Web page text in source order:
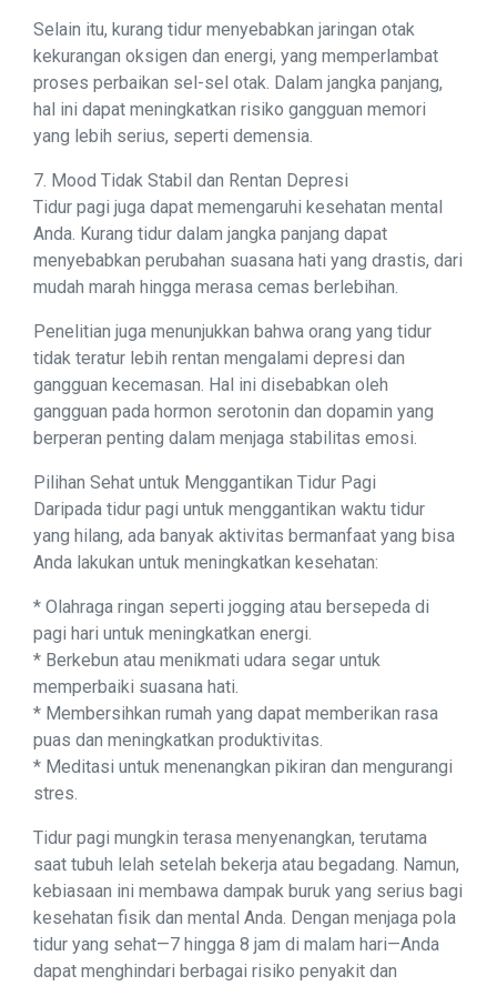
Selain itu, kurang tidur menyebabkan jaringan otak
kekurangan oksigen dan energi, yang memperlambat
proses perbaikan sel-sel otak. Dalam jangka panjang,
hal ini dapat meningkatkan risiko gangguan memori
yang lebih serius, seperti demensia.
7. Mood Tidak Stabil dan Rentan Depresi
Tidur pagi juga dapat memengaruhi kesehatan mental
Anda. Kurang tidur dalam jangka panjang dapat
menyebabkan perubahan suasana hati yang drastis, dari
mudah marah hingga merasa cemas berlebihan.
Penelitian juga menunjukkan bahwa orang yang tidur
tidak teratur lebih rentan mengalami depresi dan
gangguan kecemasan. Hal ini disebabkan oleh
gangguan pada hormon serotonin dan dopamin yang
berperan penting dalam menjaga stabilitas emosi.
Pilihan Sehat untuk Menggantikan Tidur Pagi
Daripada tidur pagi untuk menggantikan waktu tidur
yang hilang, ada banyak aktivitas bermanfaat yang bisa
Anda lakukan untuk meningkatkan kesehatan:
* Olahraga ringan seperti jogging atau bersepeda di
pagi hari untuk meningkatkan energi.
* Berkebun atau menikmati udara segar untuk
memperbaiki suasana hati.
* Membersihkan rumah yang dapat memberikan rasa
puas dan meningkatkan produktivitas.
* Meditasi untuk menenangkan pikiran dan mengurangi
stres.
Tidur pagi mungkin terasa menyenangkan, terutama
saat tubuh lelah setelah bekerja atau begadang. Namun,
kebiasaan ini membawa dampak buruk yang serius bagi
kesehatan fisik dan mental Anda. Dengan menjaga pola
tidur yang sehat—7 hingga 8 jam di malam hari—Anda
dapat menghindari berbagai risiko penyakit dan